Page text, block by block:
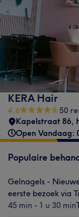
KERA Hair
4,6
50
Kapelstraat 86,
Open Vandaag:
Populaire
Gelnagels -
eerste bezoek via
45 min - 1 u 30 min